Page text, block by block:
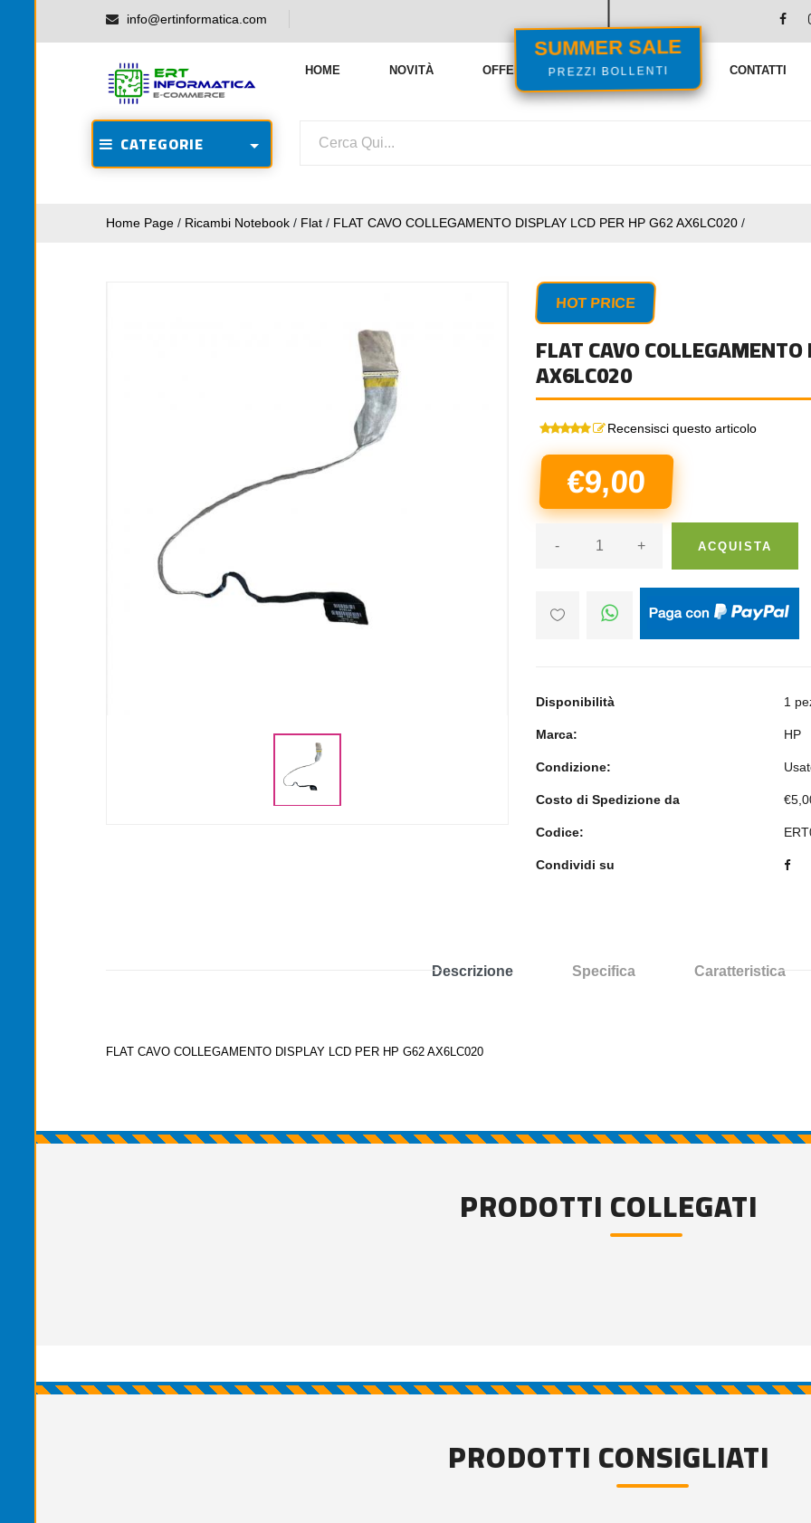
SUMMER SALE
PREZZI BOLLENTI
info@ertinformatica.com
HOME NOVITÀ OFFERTE VENDITE FLASH CONTATTI
CATEGORIE
Home Page / Ricambi Notebook / Flat / FLAT CAVO COLLEGAMENTO DISPLAY LCD PER HP G62 AX6LC020 /
HOT PRICE
FLAT CAVO
AX6LC020
Recensisci questo articolo
€9,00
- + ACQUISTA
Disponibilità 1
Marca: HP
Condizione:
Costo di Spedizione da
Codice:
Condividi su
Descrizione Specifica Caratteristica
FLAT CAVO COLLEGAMENTO DISPLAY LCD PER HP G62 AX6LC020
PRODOTTI COLLEGATI
PRODOTTI CONSIGLIATI